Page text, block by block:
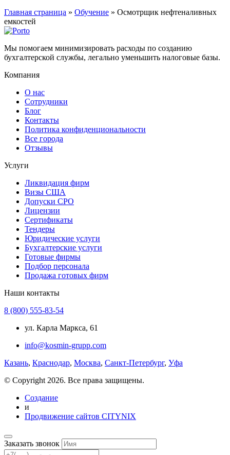
Главная страница » Обучение » Осмотрщик нефтеналивных
емкостей
Мы помогаем минимизировать расходы по созданию
бухгалтерской службы, легально уменьшить налоговые базы.
Компания
О нас
Сотрудники
Блог
Контакты
Политика конфиденциональности
Все города
Отзывы
Услуги
Ликвидация фирм
Визы США
Допуски СРО
Лицензии
Сертификаты
Тендеры
Юридические услуги
Бухгалтерские услуги
Готовые фирмы
Подбор персонала
Продажа готовых фирм
Наши контакты
8 (800) 555-83-54
ул. Карла Маркса, 61
info@kosmin-grupp.com
Казань, Краснодар, Москва, Санкт-Петербург, Уфа
© Copyright 2026. Все права защищены.
Создание
и
Продвижение сайтов CITYNIX
Заказать звонок